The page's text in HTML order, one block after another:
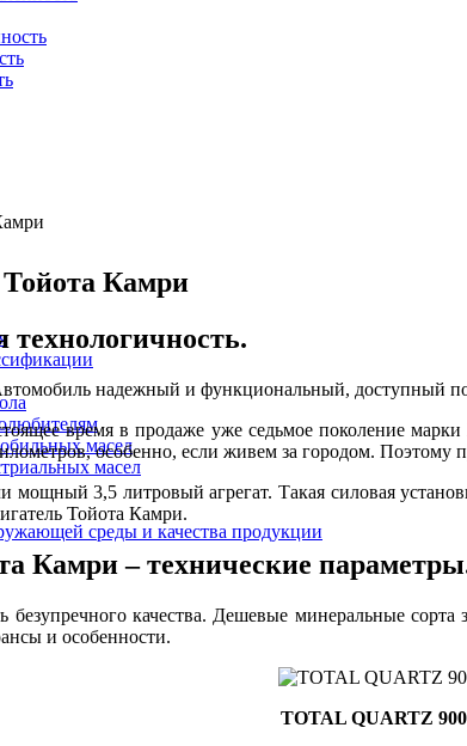
масел
масел
среды и качества продукции
Камри
технологичность.
надежный и функциональный, доступный
время в продаже уже седьмое поколение
особенно, если живем за городом.
мощный 3,5 литровый агрегат. Такая силовая
Тойота Камри.
Камри – технические
качества. Дешевые минеральные сорта
и особенности.
TOTAL QUARTZ